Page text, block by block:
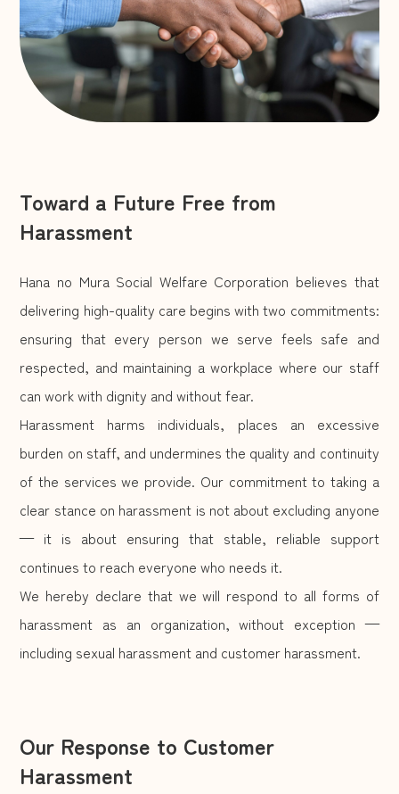
江津東放課後児童クラブ
住宅事業
サービス付き高齢者向け住宅
『もりハウス』
2025年12月
2025年11月
2025年10月
2025年8月
Toward a Future Free from
Harassment
Hana no Mura Social Welfare Corporation believes that
delivering high-quality care begins with two commitments:
ensuring that every person we serve feels safe and
respected, and maintaining a workplace where our staff
can work with dignity and without fear.
Harassment harms individuals, places an excessive
burden on staff, and undermines the quality and continuity
of the services we provide. Our commitment to taking a
clear stance on harassment is not about excluding anyone
— it is about ensuring that stable, reliable support
continues to reach everyone who needs it.
We hereby declare that we will respond to all forms of
harassment as an organization, without exception —
including sexual harassment and customer harassment.
Our Response to Customer
Harassment